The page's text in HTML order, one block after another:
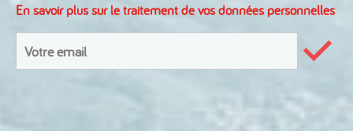
En savoir plus sur le traitement de vos données personnelles
la